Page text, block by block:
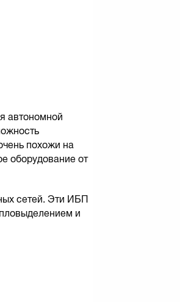
автономной
похожи на
оборудование от
сетей. Эти ИБП
и